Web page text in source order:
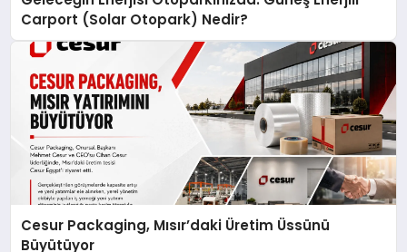
Carport (Solar Otopark) Nedir?
Cesur Packaging, Mısır’daki Üretim Üssünü
Büyütüyor